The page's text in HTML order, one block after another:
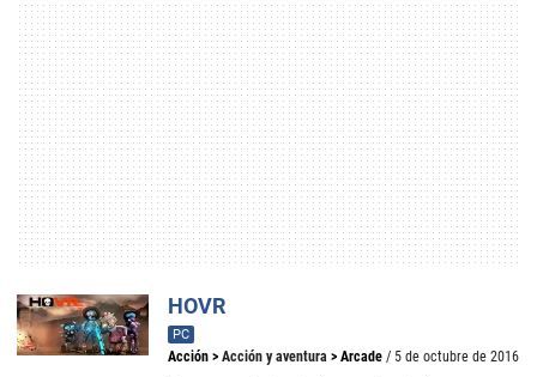
HOVR
PC
Acción > Acción y aventura > Arcade / 5 de octubre de 2016